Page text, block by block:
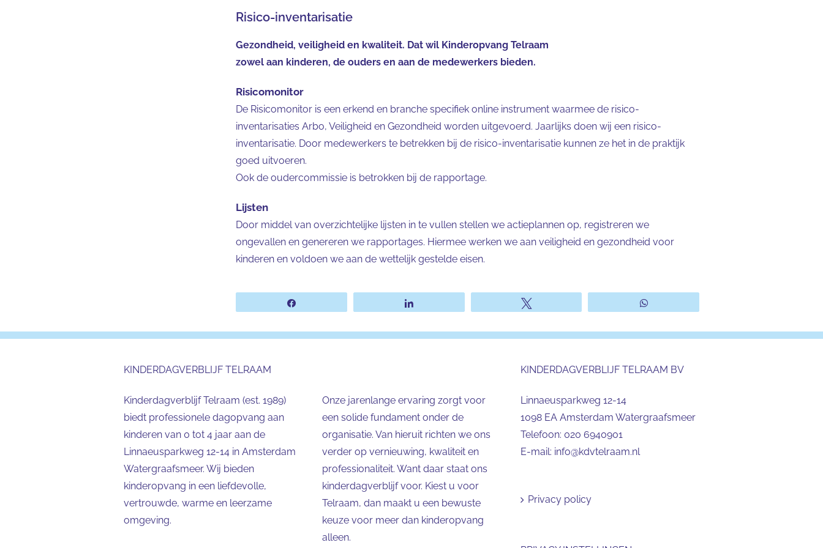
Risico-inventarisatie
Gezondheid, veiligheid en kwaliteit. Dat wil Kinderopvang Telraam
zowel aan kinderen, de ouders en aan de medewerkers bieden.
Risicomonitor
De Risicomonitor is een erkend en branche specifiek online instrument waarmee de risico-
inventarisaties Arbo, Veiligheid en Gezondheid worden uitgevoerd. Jaarlijks doen wij een risico-
inventarisatie. Door medewerkers te betrekken bij de risico-inventarisatie kunnen ze het in de praktijk
goed uitvoeren.
Ook de oudercommissie is betrokken bij de rapportage.
Lijsten
Door middel van overzichtelijke lijsten in te vullen stellen we actieplannen op, registreren we
ongevallen en genereren we rapportages. Hiermee werken we aan veiligheid en gezondheid voor
kinderen en voldoen we aan de wettelijk gestelde eisen.
KINDERDAGVERBLIJF TELRAAM
Kinderdagverblijf Telraam (est. 1989)
biedt professionele dagopvang aan
kinderen van 0 tot 4 jaar aan de
Linnaeusparkweg 12-14 in Amsterdam
Watergraafsmeer. Wij bieden
kinderopvang in een liefdevolle,
vertrouwde, warme en leerzame
omgeving.
Onze jarenlange ervaring zorgt voor
een solide fundament onder de
organisatie. Van hieruit richten we ons
verder op vernieuwing, kwaliteit en
professionaliteit. Want daar staat ons
kinderdagverblijf voor. Kiest u voor
Telraam, dan maakt u een bewuste
keuze voor meer dan kinderopvang
alleen.
KINDERDAGVERBLIJF TELRAAM BV
Linnaeusparkweg 12-14
1098 EA Amsterdam Watergraafsmeer
Telefoon: 020 6940901
E-mail: info@kdvtelraam.nl
Privacy policy